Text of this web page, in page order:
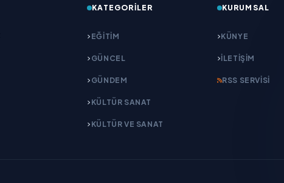
KATEGORILER
EĞITIM
GÜNCEL
GÜNDEM
KÜLTÜR SANAT
KÜLTÜR VE SANAT
KURUMSAL
KÜNYE
İLETIŞIM
RSS SERVISI